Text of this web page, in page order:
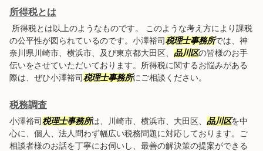
所得税とは
所得税とは以上のようなものです。 このような考え方により課税
の公平性が図られているのです。小澤裕司税理士事務所では、神
奈川県川崎市、横浜市、及び東京都大田区、 品川区の皆様のお手
伝いをさせていただいております。所得税に関するお悩みがある
際は、ぜひ小澤裕司税理士事務所にご相談ください。
税務調査
小澤裕司税理士事務所は、川崎市、横浜市、大田区、 品川区を中
心に、個人、法人問わず幅広い税務問題に対応しております。ご
相談者様のお話を丁寧にお伺いし、最善の解決策の提案ができる